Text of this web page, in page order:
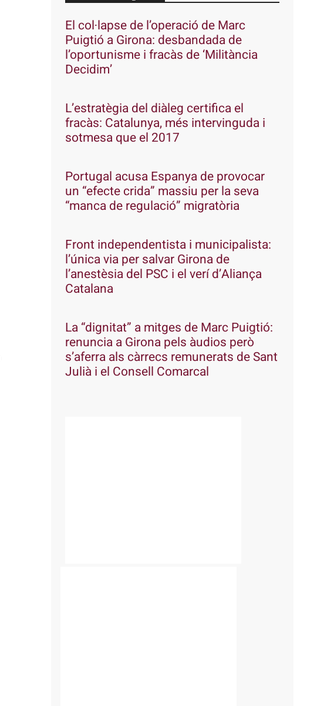
El col·lapse de l’operació de Marc
Puigtió a Girona: desbandada de
l’oportunisme i fracàs de ‘Militància
Decidim’
L’estratègia del diàleg certifica el
fracàs: Catalunya, més intervinguda i
sotmesa que el 2017
Portugal acusa Espanya de provocar
un “efecte crida” massiu per la seva
“manca de regulació” migratòria
Front independentista i municipalista:
l’única via per salvar Girona de
l’anestèsia del PSC i el verí d’Aliança
Catalana
La “dignitat” a mitges de Marc Puigtió:
renuncia a Girona pels àudios però
s’aferra als càrrecs remunerats de Sant
Julià i el Consell Comarcal